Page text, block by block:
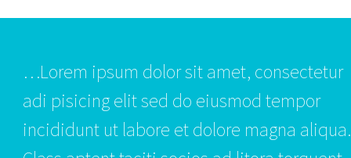
…Lorem ipsum dolor sit amet, consectetur
adi pisicing elit sed do eiusmod tempor
incididunt ut labore et dolore magna aliqua.